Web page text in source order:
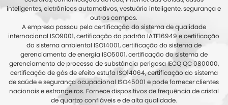
inteligentes, eletrônicos automotivos, vestuário inteligente, segurança e
outros campos.
A empresa passou pela certificação do sistema de qualidade
internacional ISO9001, certificação do padrão IATF16949 e certificação
do sistema ambiental ISO14001, certificação do sistema de
gerenciamento de energia ISO5001, certificação do sistema de
gerenciamento de processo de substância perigosa IECQ QC 080000,
certificação de gás de efeito estufa ISO14064, certificação do sistema
de saúde e segurança ocupacional ISO45001 e pode fornecer clientes
nacionais e estrangeiros. Fornece dispositivos de frequência de cristal
de quartzo confiáveis e de alta qualidade.